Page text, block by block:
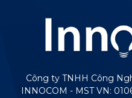
Công ty TNHH Công
INNOCOM - MST VN: